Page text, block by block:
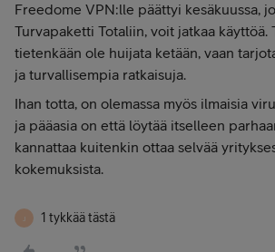
Freedome VPN:lle päättyi kesäkuussa,
Turvapaketti Totaliin, voit jatkaa käyttöä.
tietenkään ole huijata ketään, vaan
ja turvallisempia ratkaisuja.
Ihan totta, on olemassa myös ilmaisia
ja pääasia on että löytää itselleen
kannattaa kuitenkin ottaa selvää
kokemuksista.
J 1 tykkää tästä